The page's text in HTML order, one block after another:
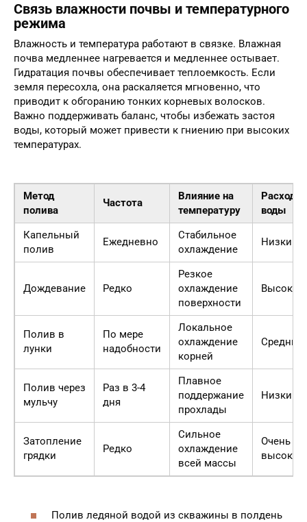
Связь влажности почвы и температурного
режима
Влажность и температура работают в связке. Влажная
почва медленнее нагревается и медленнее остывает.
Гидратация почвы обеспечивает теплоемкость. Если
земля пересохла, она раскаляется мгновенно, что
приводит к обгоранию тонких корневых волосков.
Важно поддерживать баланс, чтобы избежать застоя
воды, который может привести к гниению при высоких
температурах.
Метод
полива
Частота
Влияние на
температуру
Расход
воды
Капельный
полив
Ежедневно
Стабильное
охлаждение
Низкий
Дождевание Редко
Резкое
охлаждение
поверхности
Высокий
Полив в
лунки
По мере
надобности
Локальное
охлаждение
корней
Средний
Полив через
мульчу
Раз в 3-4
дня
Плавное
поддержание
прохлады
Низкий
Затопление
грядки
Редко
Сильное
охлаждение
всей массы
Очень
высокий
Полив ледяной водой из скважины в полдень